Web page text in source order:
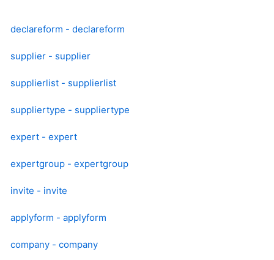
declareform - declareform
supplier - supplier
supplierlist - supplierlist
suppliertype - suppliertype
expert - expert
expertgroup - expertgroup
invite - invite
applyform - applyform
company - company